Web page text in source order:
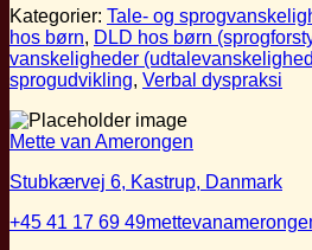
Kategorier: Tale- og
hos børn, DLD hos børn
vanskeligheder
sprogudvikling, Verbal dyspraksi
Mette van Amerongen
Stubkærvej 6, Kastrup, Danmark
+45 41 17 69 49